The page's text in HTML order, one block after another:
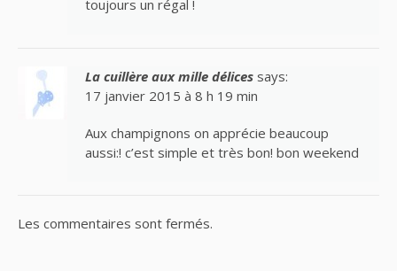
toujours un régal !
La cuillère aux mille délices says:
17 janvier 2015 à 8 h 19 min
Aux champignons on apprécie beaucoup
aussi:! c’est simple et très bon! bon weekend
Les commentaires sont fermés.